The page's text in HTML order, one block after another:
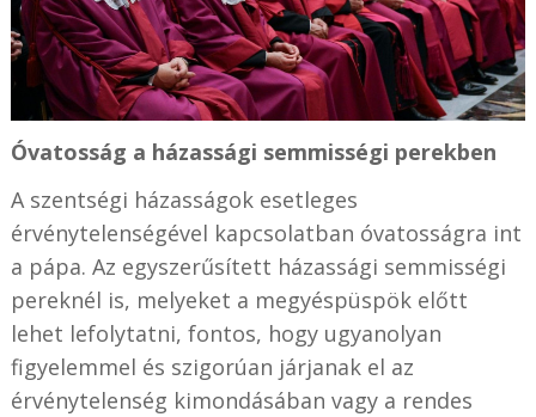
Óvatosság a házassági semmisségi perekben
A szentségi házasságok esetleges
érvénytelenségével kapcsolatban óvatosságra int
a pápa. Az egyszerűsített házassági semmisségi
pereknél is, melyeket a megyéspüspök előtt
lehet lefolytatni, fontos, hogy ugyanolyan
figyelemmel és szigorúan járjanak el az
érvénytelenség kimondásában vagy a rendes